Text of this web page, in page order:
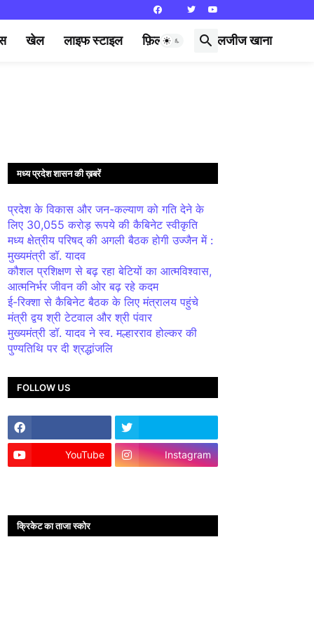
खेल लाइफ स्टाइल फ़िल्मी दुनिया लजीज खाना
मध्य प्रदेश शासन की ख़बरें
प्रदेश के विकास और जन-कल्याण को गति देने के
लिए 30,055 करोड़ रूपये की कैबिनेट स्वीकृति
मध्य क्षेत्रीय परिषद् की अगली बैठक होगी उज्जैन में :
मुख्यमंत्री डॉ. यादव
कौशल प्रशिक्षण से बढ़ रहा बेटियों का आत्मविश्वास,
आत्मनिर्भर जीवन की ओर बढ़ रहे कदम
ई-रिक्शा से कैबिनेट बैठक के लिए मंत्रालय पहुंचे
मंत्री द्वय श्री टेटवाल और श्री पंवार
मुख्यमंत्री डॉ. यादव ने स्व. मल्हारराव होल्कर की
पुण्यतिथि पर दी श्रद्धांजलि
FOLLOW US
YouTube Instagram
क्रिकेट का ताजा स्कोर